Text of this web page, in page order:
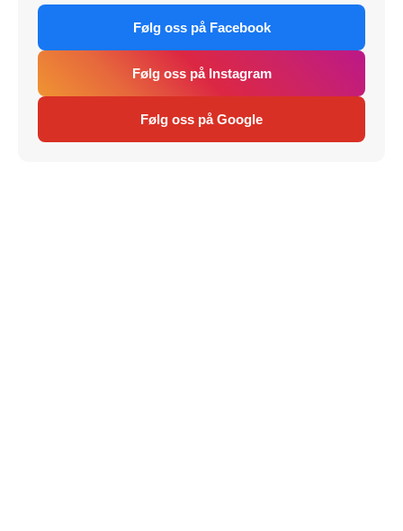
Følg oss på Facebook
Følg oss på Instagram
Følg oss på Google